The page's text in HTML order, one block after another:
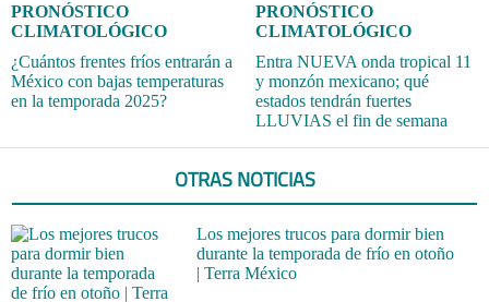
PRONÓSTICO
CLIMATOLÓGICO
¿Cuántos frentes fríos entrarán a
México con bajas temperaturas
en la temporada 2025?
PRONÓSTICO
CLIMATOLÓGICO
Entra NUEVA onda tropical 11
y monzón mexicano; qué
estados tendrán fuertes
LLUVIAS el fin de semana
OTRAS NOTICIAS
Los mejores trucos para dormir bien
durante la temporada de frío en otoño
| Terra México